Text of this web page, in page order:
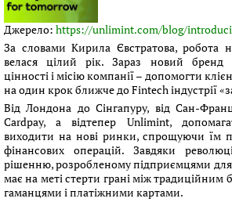
Джерело: https://unlimint.com/blog/
За словами Кирила Євстратова, робота
велася цілий рік. Зараз новий бренд
цінності і місію компанії – допомогти
на один крок ближче до Fintech індустрії
Від Лондона до Сінгапуру, від Сан-
Cardpay, а відтепер Unlimint,
виходити на нові ринки, спрощуючи їм
фінансових операцій. Завдяки
рішенню, розробленому підприємцями
має на меті стерти грані між
гаманцями і платіжними картами.